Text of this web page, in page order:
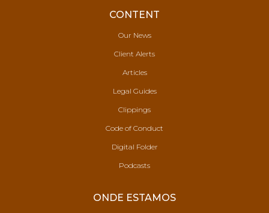
CONTENT
Our News
Client Alerts
Articles
Legal Guides
Clippings
Code of Conduct
Digital Folder
Podcasts
ONDE ESTAMOS